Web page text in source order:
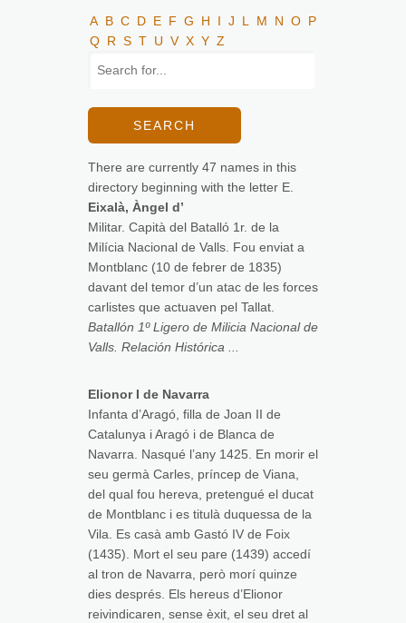
A B C D E F G H I J L M N O P
Q R S T U V X Y Z
There are currently 47 names in this
directory beginning with the letter E.
Eixalà, Àngel d’
Militar. Capità del Batalló 1r. de la
Milícia Nacional de Valls. Fou enviat a
Montblanc (10 de febrer de 1835)
davant del temor d’un atac de les forces
carlistes que actuaven pel Tallat.
Batallón 1º Ligero de Milicia Nacional de
Valls. Relación Histórica ...
Elionor I de Navarra
Infanta d’Aragó, filla de Joan II de
Catalunya i Aragó i de Blanca de
Navarra. Nasqué l’any 1425. En morir el
seu germà Carles, príncep de Viana,
del qual fou hereva, pretengué el ducat
de Montblanc i es titulà duquessa de la
Vila. Es casà amb Gastó IV de Foix
(1435). Mort el seu pare (1439) accedí
al tron de Navarra, però morí quinze
dies després. Els hereus d’Elionor
reivindicaren, sense èxit, el seu dret al